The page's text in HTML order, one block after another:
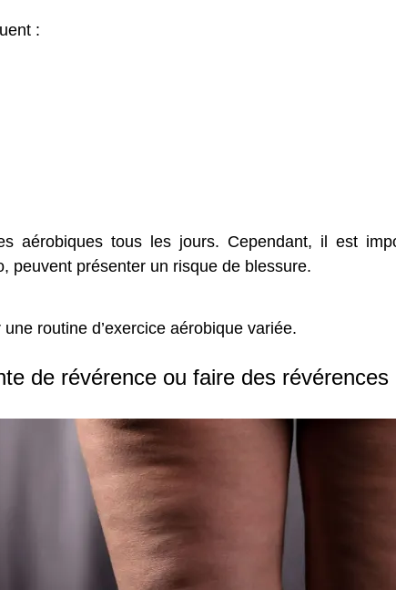
:
aérobiques tous les jours. Cependant, il est
peuvent présenter un risque de blessure.
routine d’exercice aérobique variée.
de révérence ou faire des révérences